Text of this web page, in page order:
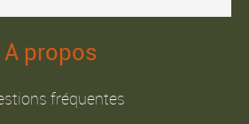
A propos
fréquentes